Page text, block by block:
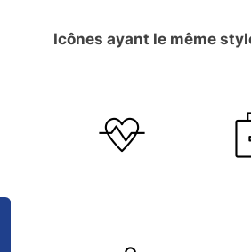
Icônes ayant le même